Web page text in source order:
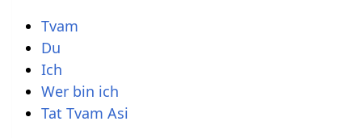
Tvam
Du
Ich
Wer bin ich
Tat Tvam Asi